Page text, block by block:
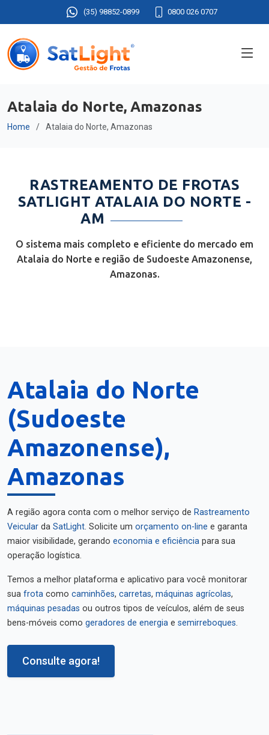
(35) 98852-0899 0800 026 0707
Atalaia do Norte, Amazonas
Home Atalaia do Norte, Amazonas
RASTREAMENTO DE FROTAS
SATLIGHT ATALAIA DO NORTE -
AM
O sistema mais completo e eficiente do mercado em
Atalaia do Norte e região de Sudoeste Amazonense,
Amazonas.
Atalaia do Norte
(Sudoeste
Amazonense),
Amazonas
A região agora conta com o melhor serviço de Rastreamento
Veicular da SatLight. Solicite um orçamento on-line e garanta
maior visibilidade, gerando economia e eficiência para sua
operação logística.
Temos a melhor plataforma e aplicativo para você monitorar
sua frota como caminhões, carretas, máquinas agrícolas,
máquinas pesadas ou outros tipos de veículos, além de seus
bens-móveis como geradores de energia e semirreboques.
Consulte agora!